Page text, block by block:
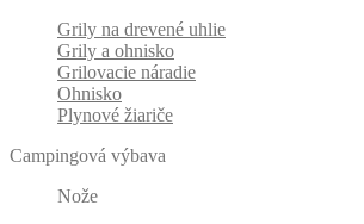
Grily na drevené uhlie
Grily a ohnisko
Grilovacie náradie
Ohnisko
Plynové žiariče
Campingová výbava
Nože